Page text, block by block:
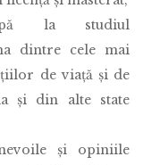
la studiul
dintre cele mai
de viață și de
și din alte state
și opiniile